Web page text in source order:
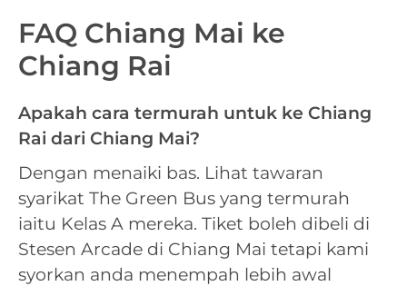
FAQ Chiang Mai ke
Chiang Rai
Apakah cara termurah untuk ke Chiang
Rai dari Chiang Mai?
Dengan menaiki bas. Lihat tawaran
syarikat The Green Bus yang termurah
iaitu Kelas A mereka. Tiket boleh dibeli di
Stesen Arcade di Chiang Mai tetapi kami
syorkan anda menempah lebih awal